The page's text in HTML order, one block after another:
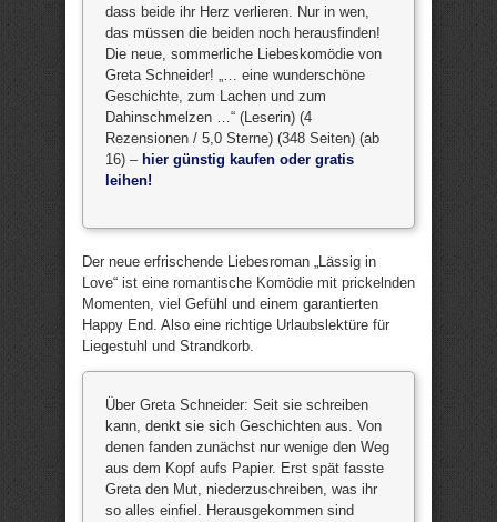
dass beide ihr Herz verlieren. Nur in wen,
das müssen die beiden noch herausfinden!
Die neue, sommerliche Liebeskomödie von
Greta Schneider! „… eine wunderschöne
Geschichte, zum Lachen und zum
Dahinschmelzen …“ (Leserin) (4
Rezensionen / 5,0 Sterne) (348 Seiten) (ab
16) – hier günstig kaufen oder gratis
leihen!
Der neue erfrischende Liebesroman „Lässig in
Love“ ist eine romantische Komödie mit prickelnden
Momenten, viel Gefühl und einem garantierten
Happy End. Also eine richtige Urlaubslektüre für
Liegestuhl und Strandkorb.
Über Greta Schneider: Seit sie schreiben
kann, denkt sie sich Geschichten aus. Von
denen fanden zunächst nur wenige den Weg
aus dem Kopf aufs Papier. Erst spät fasste
Greta den Mut, niederzuschreiben, was ihr
so alles einfiel. Herausgekommen sind